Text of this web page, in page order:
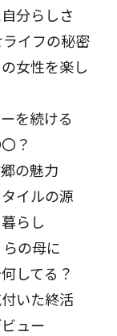
分らしさ
イフの秘密
女性を楽し
を続ける
？
の魅力
イルの源
らし
の母に
してる？
いた終活
ュー